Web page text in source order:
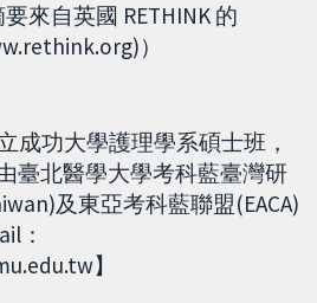
來自英國 RETHINK 的
）
成功大學護理學系碩士班，
臺北醫學大學考科藍臺灣研
及東亞考科藍聯盟(EACA)
：
】